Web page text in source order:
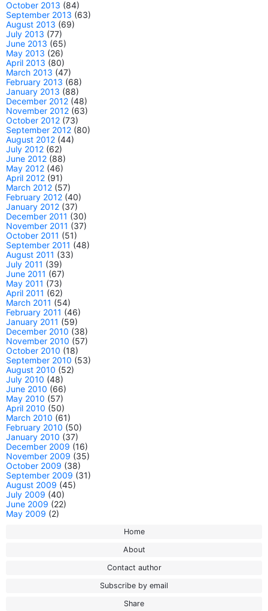
October 2013 (84)
September 2013 (63)
August 2013 (69)
July 2013 (77)
June 2013 (65)
May 2013 (26)
April 2013 (80)
March 2013 (47)
February 2013 (68)
January 2013 (88)
December 2012 (48)
November 2012 (63)
October 2012 (73)
September 2012 (80)
August 2012 (44)
July 2012 (62)
June 2012 (88)
May 2012 (46)
April 2012 (91)
March 2012 (57)
February 2012 (40)
January 2012 (37)
December 2011 (30)
November 2011 (37)
October 2011 (51)
September 2011 (48)
August 2011 (33)
July 2011 (39)
June 2011 (67)
May 2011 (73)
April 2011 (62)
March 2011 (54)
February 2011 (46)
January 2011 (59)
December 2010 (38)
November 2010 (57)
October 2010 (18)
September 2010 (53)
August 2010 (52)
July 2010 (48)
June 2010 (66)
May 2010 (57)
April 2010 (50)
March 2010 (61)
February 2010 (50)
January 2010 (37)
December 2009 (16)
November 2009 (35)
October 2009 (38)
September 2009 (31)
August 2009 (45)
July 2009 (40)
June 2009 (22)
May 2009 (2)
Home
About
Contact author
Subscribe by email
Share